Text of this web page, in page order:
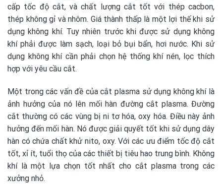
cấp tốc độ cắt, và chất lượng cắt tốt với thép cacbon,
thép không gỉ và nhôm. Giá thành thấp là một lợi thế khi sử
dụng không khí. Tuy nhiên trước khi được sử dụng không
khí phải được làm sạch, loại bỏ bụi bẩn, hơi nước. Khi sử
dụng không khí cần phải chọn hệ thống khí nén, lọc thích
hợp với yêu cầu cắt.
Một trong các vấn đề của cắt plasma sử dụng không khí là
ảnh hưởng của nó lên mối hàn đường cắt plasma. Đường
cắt thường có các vùng bị ni tơ hóa, oxy hóa. Điều này ảnh
hưởng đến mối hàn. Nó được giải quyết tốt khi sử dụng dây
hàn có chứa chất khử nito, oxy. Với các ưu điểm tốc độ cắt
tốt, xỉ ít, tuổi thọ của các thiết bị tiêu hao trung bình. Không
khí là một lựa chọn tốt nhất cho cắt plasma trong các
xưởng nhỏ.